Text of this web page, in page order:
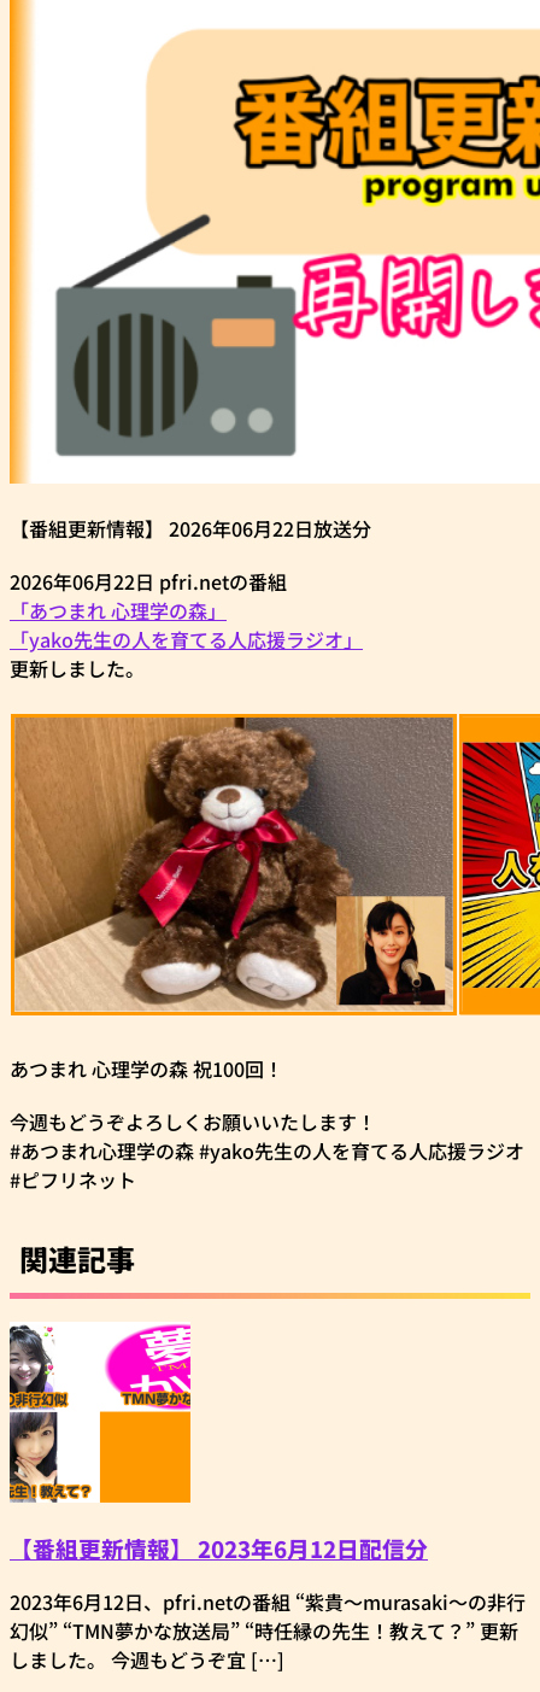
【番組更新情報】 2026年06月22日放送分
2026年06月22日 pfri.netの番組
「あつまれ 心理学の森」
「yako先生の人を育てる人応援ラジオ」
更新しました。
あつまれ 心理学の森 祝100回！
今週もどうぞよろしくお願いいたします！
#あつまれ心理学の森 #yako先生の人を育てる人応援ラジオ
#ピフリネット
関連記事
【番組更新情報】 2023年6月12日配信分
2023年6月12日、pfri.netの番組 “紫貴～murasaki～の非行
幻似” “TMN夢かな放送局” “時任縁の先生！教えて？” 更新
しました。 今週もどうぞ宜 […]